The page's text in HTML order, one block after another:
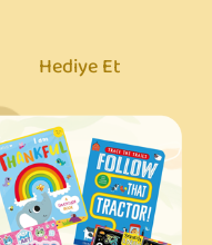
Hediye Et